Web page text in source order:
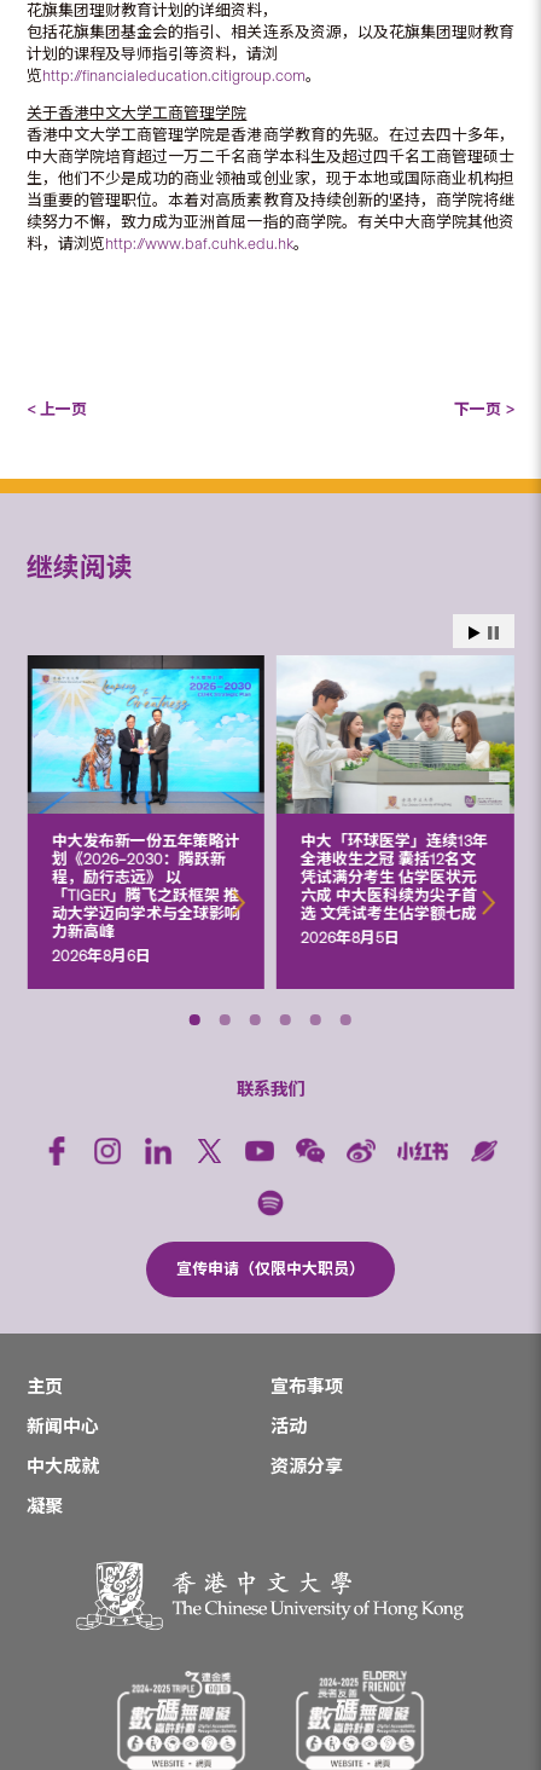
花旗集团理财教育计划的详细资料，
包括花旗集团基金会的指引、相关连系及资源，以及花旗集团理财教育
计划的课程及导师指引等资料，请浏
览http://financialeducation.citigroup.com。
关于香港中文大学工商管理学院
香港中文大学工商管理学院是香港商学教育的先驱。在过去四十多年，
中大商学院培育超过一万二千名商学本科生及超过四千名工商管理硕士
生，他们不少是成功的商业领袖或创业家，现于本地或国际商业机构担
当重要的管理职位。本着对高质素教育及持续创新的坚持，商学院将继
续努力不懈，致力成为亚洲首屈一指的商学院。有关中大商学院其他资
料，请浏览http://www.baf.cuhk.edu.hk。
< 上一页 下一页 >
继续阅读
中大发布新一份五年策略计
划《2026‒2030：腾跃新
程，励行志远》 以
「TIGER」腾飞之跃框架 推
动大学迈向学术与全球影响
力新高峰
2026年8月6日
中大「环球医学」连续13年
全港收生之冠 囊括12名文
凭试满分考生 佔学医状元
六成 中大医科续为尖子首
选 文凭试考生佔学额七成
2026年8月5日
联系我们
宣传申请（仅限中大职员）
主页
宣布事项
新闻中心
活动
中大成就
资源分享
凝聚